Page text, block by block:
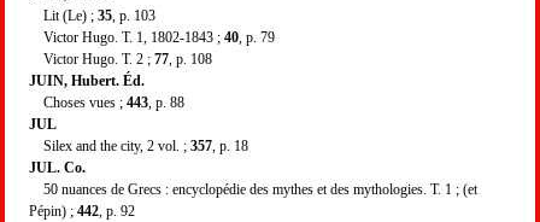
Lit (Le) ; 35 , p. 103
Victor Hugo. T. 1, 1802-1843 ; 40 , p. 79
Victor Hugo. T. 2 ; 77 , p. 108
JUIN, Hubert. Éd.
Choses vues ; 443 , p. 88
JUL
Silex and the city, 2 vol. ; 357 , p. 18
JUL. Co.
50 nuances de Grecs : encyclopédie des mythes et des mythologies. T. 1 ; (et
Pépin) ; 442 , p. 92